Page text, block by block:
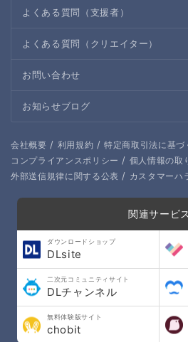
よくある質問（支援者）
よくある質問（クリエイター）
お問い合わせ
お知らせブログ
会社概要 / 利用規約 / 特定商取引法に基づ
コンプライアンスポリシー / 個人情報の取
外部送信規律に関する公表 / カスタマーハ
関連サービス
ダウンロードショップ
DLsite
二次元コミュニティサイト
DLチャンネル
無料体験版サイト
chobit